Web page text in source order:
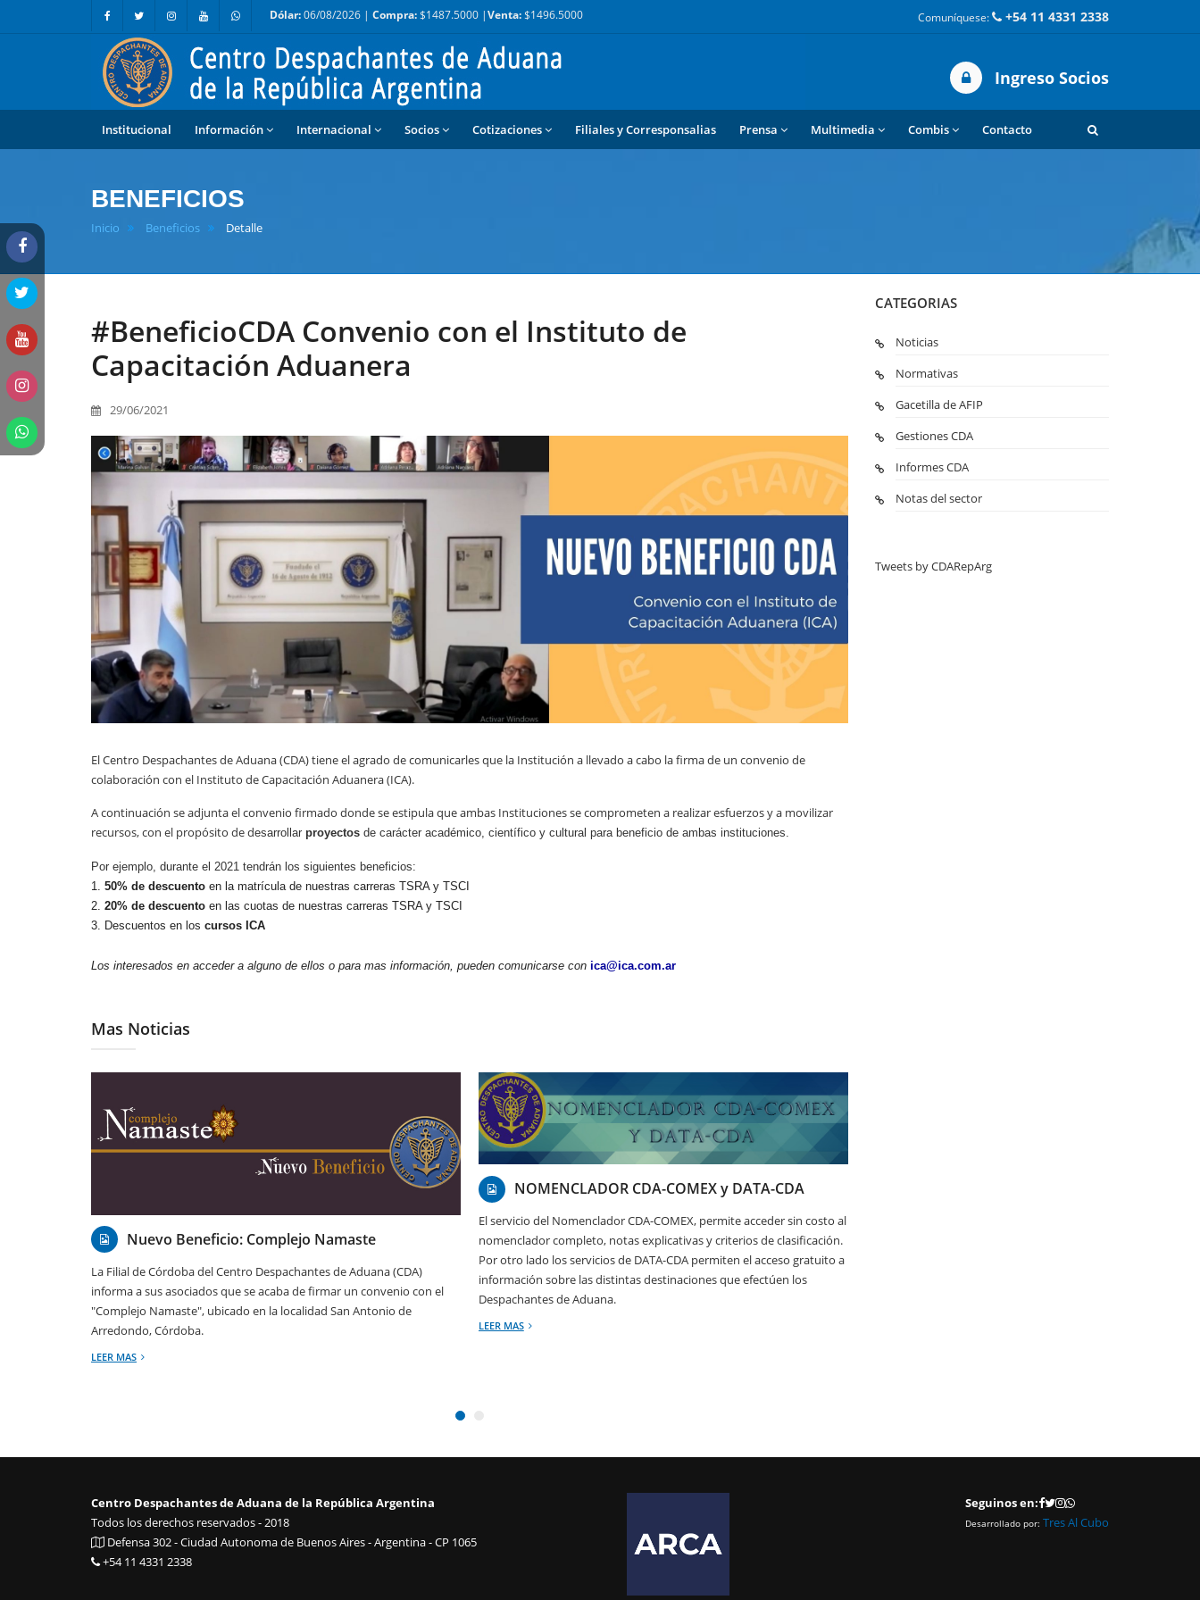
Dólar:06/08/2026 | Compra:$1487.5000 |Venta:$1496.5000 Comuníquese: +54 11 4331 2338
Ingreso Socios
Institucional Información Internacional Socios Cotizaciones Filiales y Corresponsalias Prensa Multimedia Combis Contacto
BENEFICIOS
Inicio Beneficios Detalle
#BeneficioCDA Convenio con el Instituto de
Capacitación Aduanera
29/06/2021
El Centro Despachantes de Aduana (CDA) tiene el agrado de comunicarles que la Institución a llevado a cabo la firma de un convenio de
colaboración con el Instituto de Capacitación Aduanera (ICA).
A continuación se adjunta el convenio firmado donde se estipula que ambas Instituciones se comprometen a realizar esfuerzos y a movilizar
recursos, con el propósito de desarrollar proyectos de carácter académico, científico y cultural para beneficio de ambas instituciones.
Por ejemplo, durante el 2021 tendrán los siguientes beneficios:
1. 50% de descuento en la matrícula de nuestras carreras TSRA y TSCI
2. 20% de descuento en las cuotas de nuestras carreras TSRA y TSCI
3. Descuentos en los cursos ICA
Los interesados en acceder a alguno de ellos o para mas información, pueden comunicarse con ica@ica.com.ar
Mas Noticias
Nuevo Beneficio: Complejo Namaste
La Filial de Córdoba del Centro Despachantes de Aduana (CDA)
informa a sus asociados que se acaba de firmar un convenio con el
"Complejo Namaste", ubicado en la localidad San Antonio de
Arredondo, Córdoba.
LEER MAS
16/11/2017
NOMENCLADOR CDA-COMEX y DATA-CDA
El servicio del Nomenclador CDA-COMEX, permite acceder sin costo al
nomenclador completo, notas explicativas y criterios de clasificación.
Por otro lado los servicios de DATA-CDA permiten el acceso gratuito a
información sobre las distintas destinaciones que efectúen los
Despachantes de Aduana.
LEER MAS
CATEGORIAS
Noticias
Normativas
Gacetilla de AFIP
Gestiones CDA
Informes CDA
Notas del sector
Tweets by CDARepArg
Centro Despachantes de Aduana de la República Argentina
Todos los derechos reservados - 2018
Defensa 302 - Ciudad Autonoma de Buenos Aires - Argentina - CP 1065
+54 11 4331 2338
Seguinos en:
Desarrollado por: Tres Al Cubo